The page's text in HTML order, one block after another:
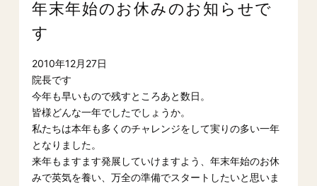
年末年始のお休みのお知らせで
す
2010年12月27日
院長です
今年も早いもので残すところあと数日。
皆様どんな一年でしたでしょうか。
私たちは本年も多くのチャレンジをして実りの多い一年
となりました。
来年もますます発展していけますよう、年末年始のお休
みで英気を養い、万全の準備でスタートしたいと思いま